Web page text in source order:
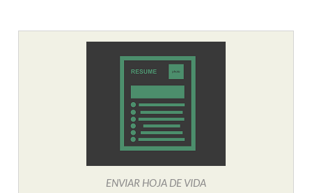
ENVIAR HOJA DE VIDA